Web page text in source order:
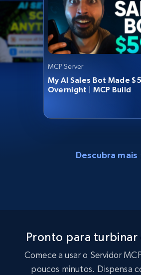
MCP Server
My AI Sales Bot Made
Overnight | MCP Build
Descubra mais
Pronto para turbinar
Comece a usar o Servidor
poucos minutos. Dispensa